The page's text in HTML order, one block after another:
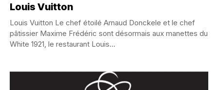
Louis Vuitton
Louis Vuitton Le chef étoilé Arnaud Donckele et le chef
pâtissier Maxime Frédéric sont désormais aux manettes du
White 1921, le restaurant Louis...